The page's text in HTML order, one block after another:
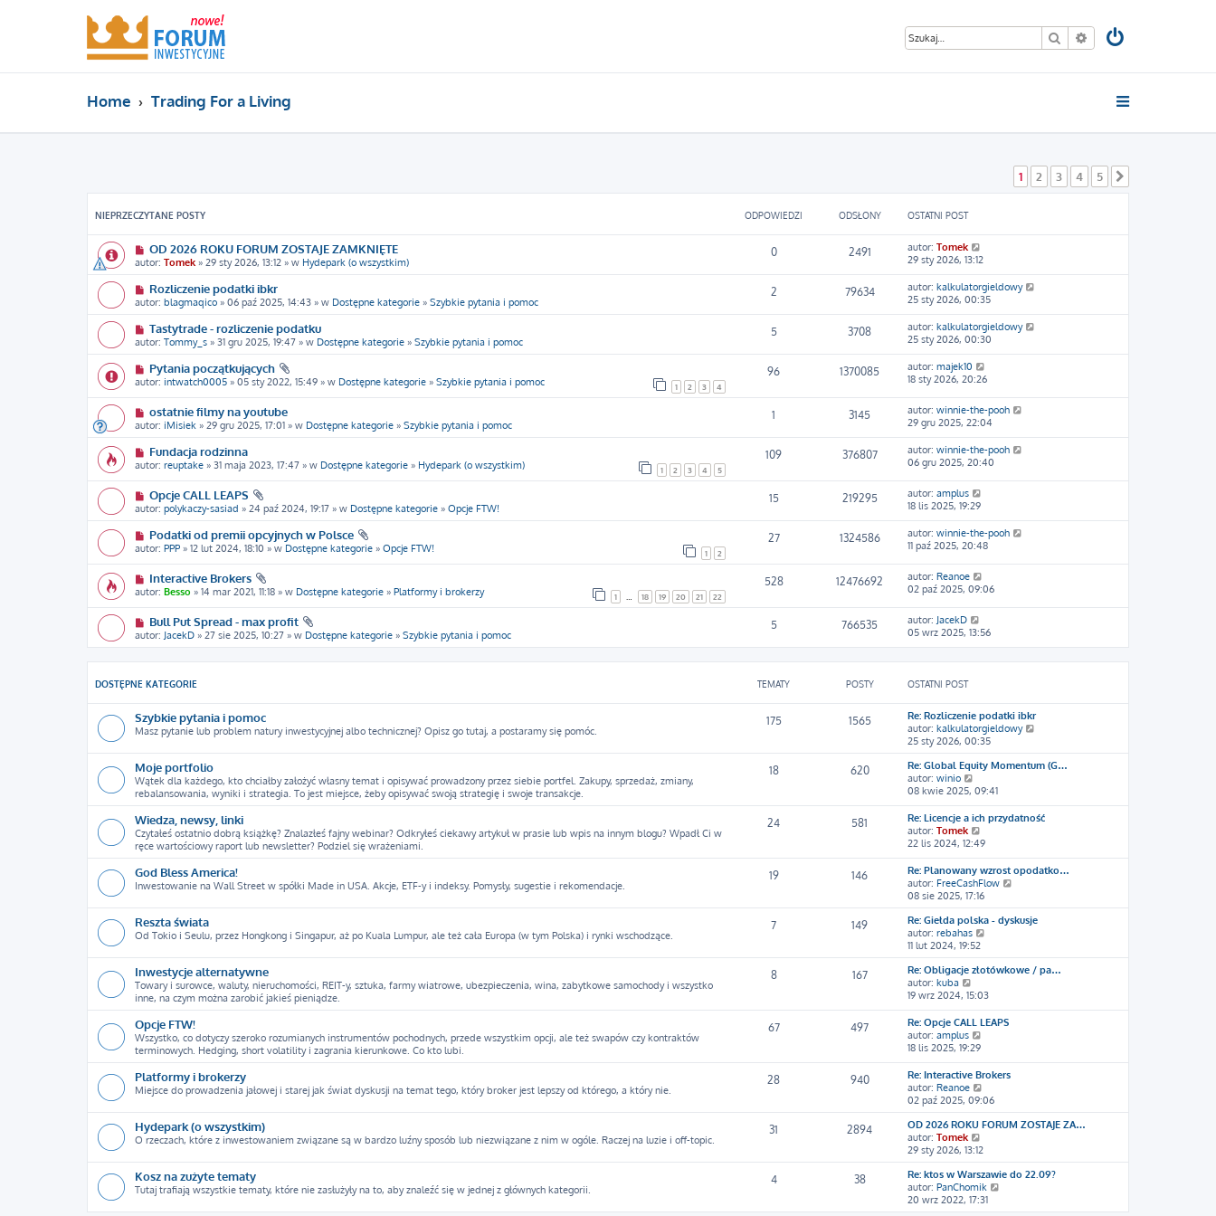
Szukaj Wyszukiwanie
Home Trading For a Living
1 2 3 4 5
NIEPRZECZYTANE POSTY ODPOWIEDZI ODSŁONY OSTATNI POST
OD 2026 ROKU FORUM ZOSTAJE ZAMKNIĘTE
autor: Tomek » 29 sty 2026, 13:12 » w Hydepark (o wszystkim)
0 2491 autor: Tomek
29 sty 2026, 13:12
Rozliczenie podatki ibkr
autor: blagmaqico » 06 paź 2025, 14:43 » w Dostępne kategorie » Szybkie pytania i pomoc
2 79634 autor: kalkulatorgieldowy
25 sty 2026, 00:35
Tastytrade - rozliczenie podatku
autor: Tommy_s » 31 gru 2025, 19:47 » w Dostępne kategorie » Szybkie pytania i pomoc
5 3708 autor: kalkulatorgieldowy
25 sty 2026, 00:30
Pytania początkujących
1 2 3 4
autor: intwatch0005 » 05 sty 2022, 15:49 » w Dostępne kategorie » Szybkie pytania i pomoc
96 1370085 autor: majek10
18 sty 2026, 20:26
ostatnie filmy na youtube
autor: iMisiek » 29 gru 2025, 17:01 » w Dostępne kategorie » Szybkie pytania i pomoc
1 3145 autor: winnie-the-pooh
29 gru 2025, 22:04
Fundacja rodzinna
1 2 3 4 5
autor: reuptake » 31 maja 2023, 17:47 » w Dostępne kategorie » Hydepark (o wszystkim)
109 376807 autor: winnie-the-pooh
06 gru 2025, 20:40
Opcje CALL LEAPS
autor: polykaczy-sasiad » 24 paź 2024, 19:17 » w Dostępne kategorie » Opcje FTW!
15 219295 autor: amplus
18 lis 2025, 19:29
Podatki od premii opcyjnych w Polsce
1 2
autor: PPP » 12 lut 2024, 18:10 » w Dostępne kategorie » Opcje FTW!
27 1324586 autor: winnie-the-pooh
11 paź 2025, 20:48
Interactive Brokers
1 18 19 20 21 22
autor: Besso » 14 mar 2021, 11:18 » w Dostępne kategorie » Platformy i brokerzy
528 12476692 autor: Reanoe
02 paź 2025, 09:06
Bull Put Spread - max profit
autor: JacekD » 27 sie 2025, 10:27 » w Dostępne kategorie » Szybkie pytania i pomoc
5 766535 autor: JacekD
05 wrz 2025, 13:56
DOSTĘPNE KATEGORIE TEMATY POSTY OSTATNI POST
Szybkie pytania i pomoc
Masz pytanie lub problem natury inwestycyjnej albo technicznej? Opisz go tutaj, a postaramy się pomóc.
175 1565
Re: Rozliczenie podatki ibkr
autor: kalkulatorgieldowy
ś
w
t
l
n
z
o
s
25 sty 2026, 00:35
Moje portfolio
Wątek dla każdego, kto chciałby założyć własny temat i opisywać prowadzony przez siebie portfel. Zakupy, sprzedaż, zmiany,
rebalansowania, wyniki i strategia. To jest miejsce, żeby opisywać swoją strategię i swoje transakcje.
18 620
Re: Global Equity Momentum (G…
autor: winio
y
w
i
e
n
a
j
n
o
w
z
p
s
t
08 kwie 2025, 09:41
Wiedza, newsy, linki
Czytałeś ostatnio dobrą książkę? Znalazłeś fajny webinar? Odkryłeś ciekawy artykuł w prasie lub wpis na innym blogu? Wpadł Ci w
ręce wartościowy raport lub newsletter? Podziel się wrażeniami.
24 581
Re: Licencje a ich przydatność
autor: Tomek
y
w
i
e
t
l
n
j
n
w
z
s
t
22 lis 2024, 12:49
God Bless America!
Inwestowanie na Wall Street w spółki Made in USA. Akcje, ETF-y i indeksy. Pomysły, sugestie i rekomendacje.
19 146
Re: Planowany wzrost opodatko…
autor: FreeCashFlow
ś
w
t
l
j
o
s
08 sie 2025, 17:16
Reszta świata
Od Tokio i Seulu, przez Hongkong i Singapur, aż po Kuala Lumpur, ale też cała Europa (w tym Polska) i rynki wschodzące.
7 149
Re: Giełda polska - dyskusje
autor: rebahas
ś
w
e
t
l
n
w
z
o
s
t
11 lut 2024, 19:52
Inwestycje alternatywne
Towary i surowce, waluty, nieruchomości, REIT-y, sztuka, farmy wiatrowe, ubezpieczenia, wina, zabytkowe samochody i wszystko
inne, na czym można zarobić jakieś pieniądze.
8 167
Re: Obligacje złotówkowe / pa…
autor: kuba
y
w
i
e
n
a
j
n
o
w
z
y
p
o
19 wrz 2024, 15:03
Opcje FTW!
Wszystko, co dotyczy szeroko rozumianych instrumentów pochodnych, przede wszystkim opcji, ale też swapów czy kontraktów
terminowych. Hedging, short volatility i zagrania kierunkowe. Co kto lubi.
67 497
Re: Opcje CALL LEAPS
autor: amplus
w
e
t
l
a
j
n
o
w
s
18 lis 2025, 19:29
Platformy i brokerzy
Miejsce do prowadzenia jałowej i starej jak świat dyskusji na temat tego, który broker jest lepszy od którego, a który nie.
28 940
Re: Interactive Brokers
autor: Reanoe
y
ś
w
e
t
l
n
a
j
02 paź 2025, 09:06
Hydepark (o wszystkim)
O rzeczach, które z inwestowaniem związane są w bardzo luźny sposób lub niezwiązane z nim w ogóle. Raczej na luzie i off-topic.
31 2894
OD 2026 ROKU FORUM ZOSTAJE ZA…
autor: Tomek
y
ś
w
i
e
t
29 sty 2026, 13:12
Kosz na zużyte tematy
Tutaj trafiają wszystkie tematy, które nie zasłużyły na to, aby znaleźć się w jednej z głównych kategorii.
4 38
Re: ktos w Warszawie do 22.09?
autor: PanChomik
ś
20 wrz 2022, 17:31